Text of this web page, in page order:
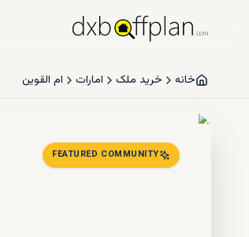
خانه خرید ملک امارات ام القوین
FEATURED COMMUNITY